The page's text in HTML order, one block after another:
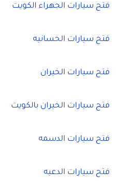
فتح سيارات الجهراء الكويت
فتح سيارات الحسانيه
فتح سيارات الخيران
فتح سيارات الخيران بالكويت
فتح سيارات الدسمه
فتح سيارات الدعيه